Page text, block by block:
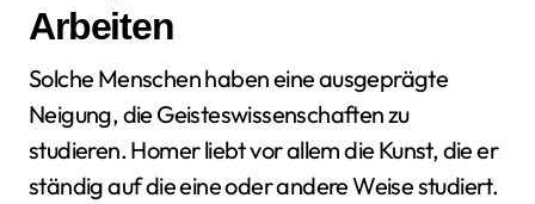
Arbeiten
Solche Menschen haben eine ausgeprägte
Neigung, die Geisteswissenschaften zu
studieren. Homer liebt vor allem die Kunst, die er
ständig auf die eine oder andere Weise studiert.